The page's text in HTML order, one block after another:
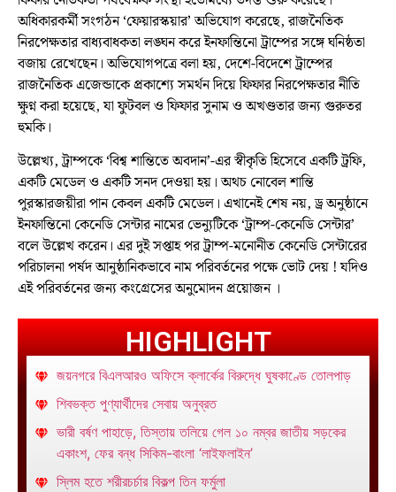
অধিকারকর্মী সংগঠন ‘ফেয়ারস্কয়ার’ অভিযোগ করেছে, রাজনৈতিক
নিরপেক্ষতার বাধ্যবাধকতা লঙ্ঘন করে ইনফান্তিনো ট্রাম্পের সঙ্গে ঘনিষ্ঠতা
বজায় রেখেছেন। অভিযোগপত্রে বলা হয়, দেশে-বিদেশে ট্রাম্পের
রাজনৈতিক এজেন্ডাকে প্রকাশ্যে সমর্থন দিয়ে ফিফার নিরপেক্ষতার নীতি
ক্ষুণ্ন করা হয়েছে, যা ফুটবল ও ফিফার সুনাম ও অখণ্ডতার জন্য গুরুতর
হুমকি।
উল্লেখ্য, ট্রাম্পকে ‘বিশ্ব শান্তিতে অবদান’-এর স্বীকৃতি হিসেবে একটি ট্রফি,
একটি মেডেল ও একটি সনদ দেওয়া হয়। অথচ নোবেল শান্তি
পুরস্কারজয়ীরা পান কেবল একটি মেডেল। এখানেই শেষ নয়, ড্র অনুষ্ঠানে
ইনফান্তিনো কেনেডি সেন্টার নামের ভেন্যুটিকে ‘ট্রাম্প-কেনেডি সেন্টার’
বলে উল্লেখ করেন। এর দুই সপ্তাহ পর ট্রাম্প-মনোনীত কেনেডি সেন্টারের
পরিচালনা পর্ষদ আনুষ্ঠানিকভাবে নাম পরিবর্তনের পক্ষে ভোট দেয় ! যদিও
এই পরিবর্তনের জন্য কংগ্রেসের অনুমোদন প্রয়োজন ।
HIGHLIGHT
জয়নগরে বিএলআরও অফিসে ক্লার্কের বিরুদ্ধে ঘুষকাণ্ডে তোলপাড়
শিবভক্ত পুণ্যার্থীদের সেবায় অনুব্রত
ভারী বর্ষণ পাহাড়ে, তিস্তায় তলিয়ে গেল ১০ নম্বর জাতীয় সড়কের
একাংশ, ফের বন্ধ সিকিম-বাংলা ‘লাইফলাইন’
স্লিম হতে শরীরচর্চার বিকল্প তিন ফর্মুলা